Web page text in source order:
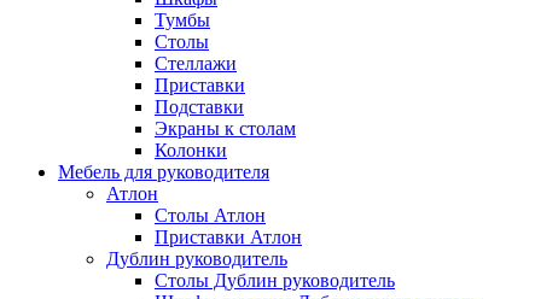
Тумбы
Столы
Стеллажи
Приставки
Подставки
Экраны к столам
Колонки
Мебель для руководителя
Атлон
Столы Атлон
Приставки Атлон
Дублин руководитель
Столы Дублин руководитель